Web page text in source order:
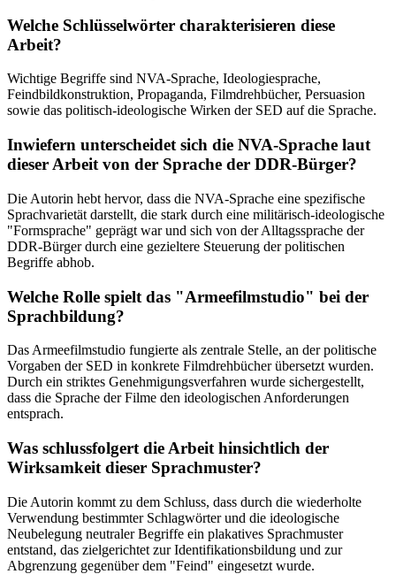
Welche Schlüsselwörter charakterisieren diese
Arbeit?
Wichtige Begriffe sind NVA-Sprache, Ideologiesprache,
Feindbildkonstruktion, Propaganda, Filmdrehbücher, Persuasion
sowie das politisch-ideologische Wirken der SED auf die Sprache.
Inwiefern unterscheidet sich die NVA-Sprache laut
dieser Arbeit von der Sprache der DDR-Bürger?
Die Autorin hebt hervor, dass die NVA-Sprache eine spezifische
Sprachvarietät darstellt, die stark durch eine militärisch-ideologische
"Formsprache" geprägt war und sich von der Alltagssprache der
DDR-Bürger durch eine gezieltere Steuerung der politischen
Begriffe abhob.
Welche Rolle spielt das "Armeefilmstudio" bei der
Sprachbildung?
Das Armeefilmstudio fungierte als zentrale Stelle, an der politische
Vorgaben der SED in konkrete Filmdrehbücher übersetzt wurden.
Durch ein striktes Genehmigungsverfahren wurde sichergestellt,
dass die Sprache der Filme den ideologischen Anforderungen
entsprach.
Was schlussfolgert die Arbeit hinsichtlich der
Wirksamkeit dieser Sprachmuster?
Die Autorin kommt zu dem Schluss, dass durch die wiederholte
Verwendung bestimmter Schlagwörter und die ideologische
Neubelegung neutraler Begriffe ein plakatives Sprachmuster
entstand, das zielgerichtet zur Identifikationsbildung und zur
Abgrenzung gegenüber dem "Feind" eingesetzt wurde.